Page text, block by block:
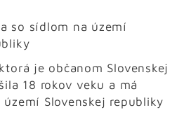
so sídlom na území
je občanom Slovenskej
18 rokov veku a má
Slovenskej republiky